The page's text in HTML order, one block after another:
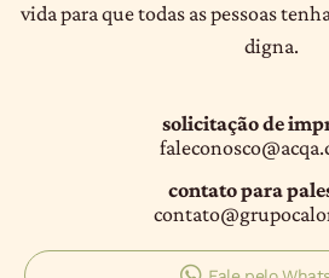
vida para que todas as pessoas
digna.
solicitação de
contato para